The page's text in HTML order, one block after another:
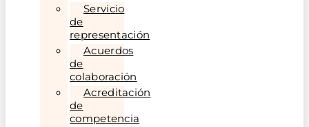
Servicio
de
representación
Acuerdos
de
colaboración
Acreditación
de
competencia